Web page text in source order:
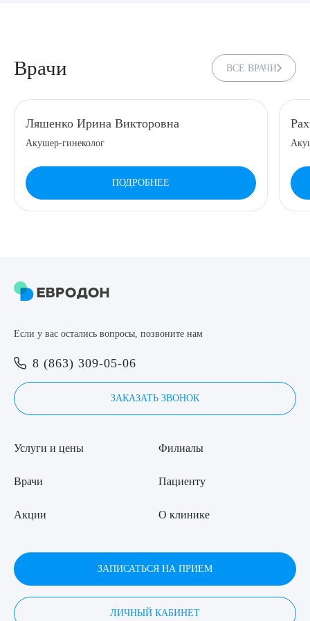
Врачи ВСЕ ВРАЧИ
Ляшенко Ирина Викторовна
Акушер-гинеколог
ПОДРОБНЕЕ
Если у вас остались вопросы, позвоните нам
8 (863) 309-05-06
ЗАКАЗАТЬ ЗВОНОК
Услуги и цены
Врачи
Акции
Филиалы
Пациенту
О клинике
ЗАПИСАТЬСЯ НА ПРИЕМ
ЛИЧНЫЙ КАБИНЕТ
Я даю согласие наобработку персональных данных
Выберите сопутствующую услугу